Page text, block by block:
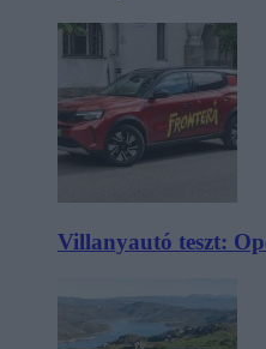
Villanyautó teszt: